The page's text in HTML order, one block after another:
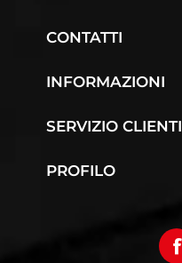
CONTATTI
INFORMAZIONI
SERVIZIO CLIENTI
PROFILO